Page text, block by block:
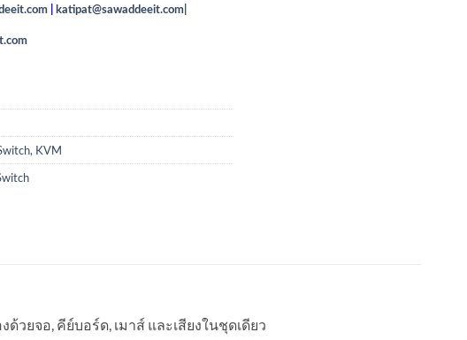
katipat@sawaddeeit.com|
, KVM
ด้วยจอ, คีย์บอร์ด, เมาส์ และเสียงในชุดเดียว